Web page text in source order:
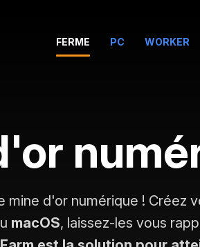
FERME PC WORKER
mine d'or numérique ! Créez
macOS, laissez-les vous